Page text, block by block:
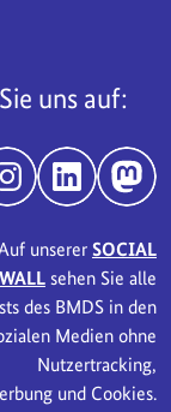
uns auf:
InstagramLinkedIn
unserer SOCIAL
WALLsehen Sie alle
des BMDS in den
Medien ohne
Nutzertracking,
und Cookies.